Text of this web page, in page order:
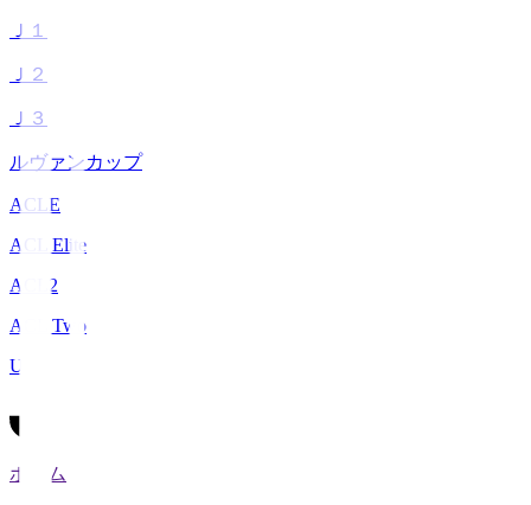
Ｊ１
Ｊ２
Ｊ３
ルヴァンカップ
ACLE
ACL Elite
ACL2
ACL Two
U-21
ホーム